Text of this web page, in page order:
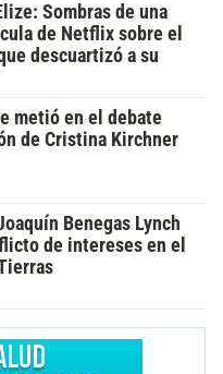
Sombras de una
de Netflix sobre el
descuartizó a su
metió en el debate
de Cristina Kirchner
Benegas Lynch
de intereses en el